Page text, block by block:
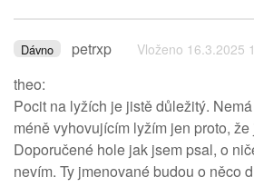
Dávno petrxp Vloženo 16.3.2025
theo:
Pocit na lyžích je jistě důležitý.
méně vyhovujícím lyžím jen proto,
Doporučené hole jak jsem psal, o
nevím. Ty jmenované budou o něco